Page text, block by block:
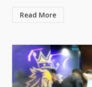
Read More